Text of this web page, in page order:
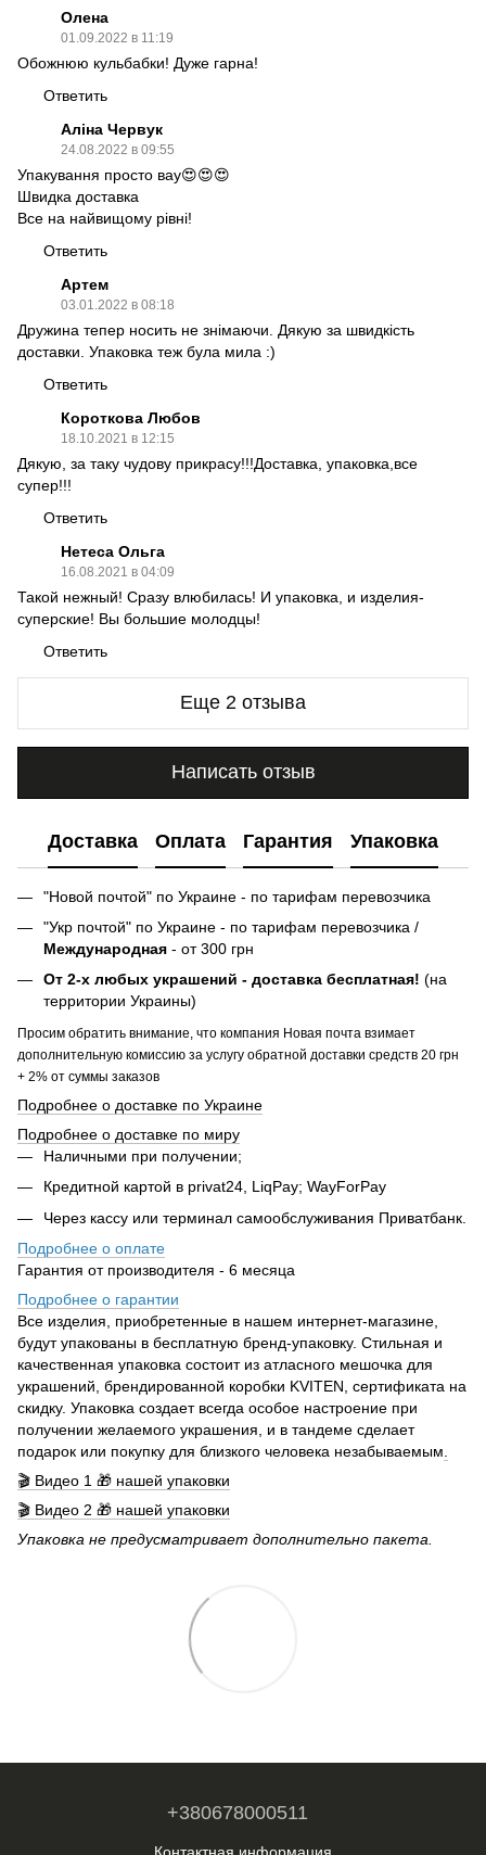
Олена
01.09.2022 в 11:19
Обожнюю кульбабки! Дуже гарна!
Ответить
Аліна Червук
24.08.2022 в 09:55
Упакування просто вау😍😍😍
Швидка доставка
Все на найвищому рівні!
Ответить
Артем
03.01.2022 в 08:18
Дружина тепер носить не знімаючи. Дякую за швидкість
доставки. Упаковка теж була мила :)
Ответить
Короткова Любов
18.10.2021 в 12:15
Дякую, за таку чудову прикрасу!!!Доставка, упаковка,все
супер!!!
Ответить
Нетеса Ольга
16.08.2021 в 04:09
Такой нежный! Сразу влюбилась! И упаковка, и изделия-
суперские! Вы большие молодцы!
Ответить
Еще 2 отзыва
Написать отзыв
Доставка Оплата Гарантия Упаковка
"Новой почтой" по Украине - по тарифам перевозчика
"Укр почтой" по Украине - по тарифам перевозчика /
Международная - от 300 грн
От 2-х любых украшений - доставка бесплатная! (на
территории Украины)
Просим обратить внимание, что компания Новая почта взимает
дополнительную комиссию за услугу обратной доставки средств 20 грн
+ 2% от суммы заказов
Подробнее о доставке по Украине
Подробнее о доставке по миру
Наличными при получении;
Кредитной картой в privat24, LiqPay; WayForPay
Через кассу или терминал самообслуживания Приватбанк.
Подробнее о оплате
Гарантия от производителя - 6 месяца
Подробнее о гарантии
Все изделия, приобретенные в нашем интернет-магазине,
будут упакованы в бесплатную бренд-упаковку. Стильная и
качественная упаковка состоит из атласного мешочка для
украшений, брендированной коробки KVITEN, сертификата на
скидку. Упаковка создает всегда особое настроение при
получении желаемого украшения, и в тандеме сделает
подарок или покупку для близкого человека незабываемым
🎬 Видео 1 🎁 нашей упаковки
🎬 Видео 2 🎁 нашей упаковки
Упаковка не предусматривает дополнительно пакета.
+380678000511